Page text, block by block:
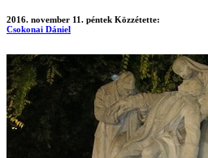
2016. november 11. péntek Közzétette:
Csokonai Dániel